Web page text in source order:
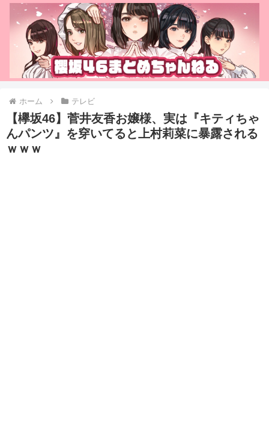
ホーム テレビ
【欅坂46】菅井友香お嬢様、実は『キティちゃ
んパンツ』を穿いてると上村莉菜に暴露される
ｗｗｗ